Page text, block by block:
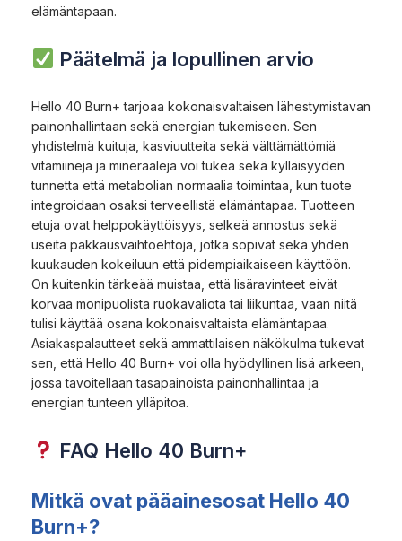
elämäntapaan.
Päätelmä ja lopullinen arvio
Hello 40 Burn+ tarjoaa kokonaisvaltaisen lähestymistavan
painonhallintaan sekä energian tukemiseen. Sen
yhdistelmä kuituja, kasviuutteita sekä välttämättömiä
vitamiineja ja mineraaleja voi tukea sekä kylläisyyden
tunnetta että metabolian normaalia toimintaa, kun tuote
integroidaan osaksi terveellistä elämäntapaa. Tuotteen
etuja ovat helppokäyttöisyys, selkeä annostus sekä
useita pakkausvaihtoehtoja, jotka sopivat sekä yhden
kuukauden kokeiluun että pidempiaikaiseen käyttöön.
On kuitenkin tärkeää muistaa, että lisäravinteet eivät
korvaa monipuolista ruokavaliota tai liikuntaa, vaan niitä
tulisi käyttää osana kokonaisvaltaista elämäntapaa.
Asiakaspalautteet sekä ammattilaisen näkökulma tukevat
sen, että Hello 40 Burn+ voi olla hyödyllinen lisä arkeen,
jossa tavoitellaan tasapainoista painonhallintaa ja
energian tunteen ylläpitoa.
FAQ Hello 40 Burn+
Mitkä ovat pääainesosat Hello 40
Burn+?